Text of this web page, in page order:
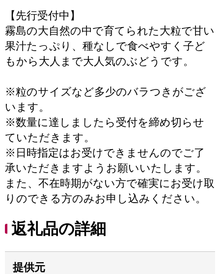
【先行受付中】
霧島の大自然の中で育てられた大粒で甘い
果汁たっぷり、種なしで食べやすく子ど
もから大人まで大人気のぶどうです。
※粒のサイズなど多少のバラつきがござ
います。
※数量に達しましたら受付を締め切らせ
ていただきます。
※日時指定はお受けできませんのでご了
承いただきますようお願いいたします。
また、不在時期がない方で確実にお受け取
りのできる方のみお申し込みください。
返礼品の詳細
提供元